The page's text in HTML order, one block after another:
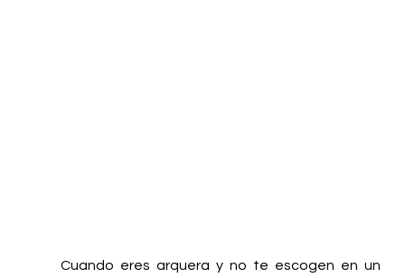
Cuando eres arquera y no te escogen en un